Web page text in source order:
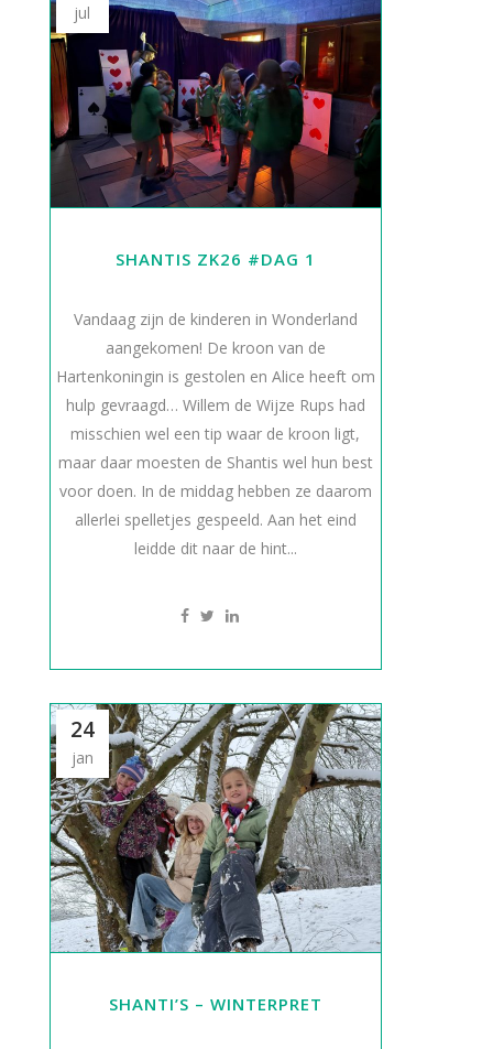
jul
SHANTIS ZK26 #DAG 1
Vandaag zijn de kinderen in Wonderland
aangekomen! De kroon van de
Hartenkoningin is gestolen en Alice heeft om
hulp gevraagd… Willem de Wijze Rups had
misschien wel een tip waar de kroon ligt,
maar daar moesten de Shantis wel hun best
voor doen. In de middag hebben ze daarom
allerlei spelletjes gespeeld. Aan het eind
leidde dit naar de hint...
24
jan
SHANTI’S – WINTERPRET